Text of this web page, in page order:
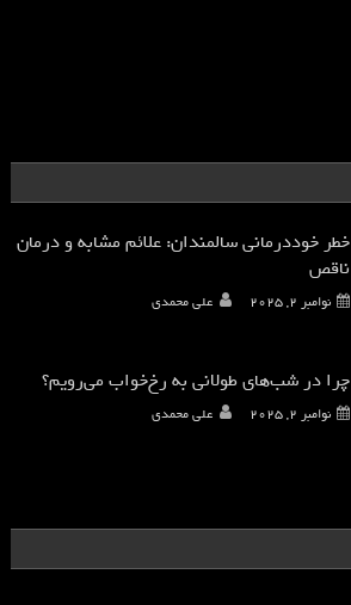
خطر خوددرمانی سالمندان: علائم مشابه و درمان
ناقص
نوامبر 2, 2025 علی محمدی
چرا در شب‌های طولانی به رخ‌خواب می‌رویم؟
نوامبر 2, 2025 علی محمدی